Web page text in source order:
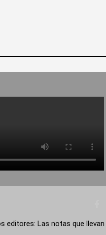
editores: Las notas que